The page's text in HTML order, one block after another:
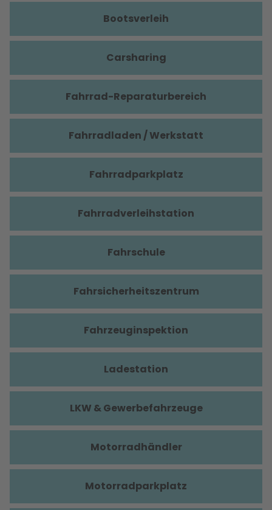
Bootsverleih
Carsharing
Fahrrad-Reparaturbereich
Fahrradladen / Werkstatt
Fahrradparkplatz
Fahrradverleihstation
Fahrschule
Fahrsicherheitszentrum
Fahrzeuginspektion
Ladestation
LKW & Gewerbefahrzeuge
Motorradhändler
Motorradparkplatz